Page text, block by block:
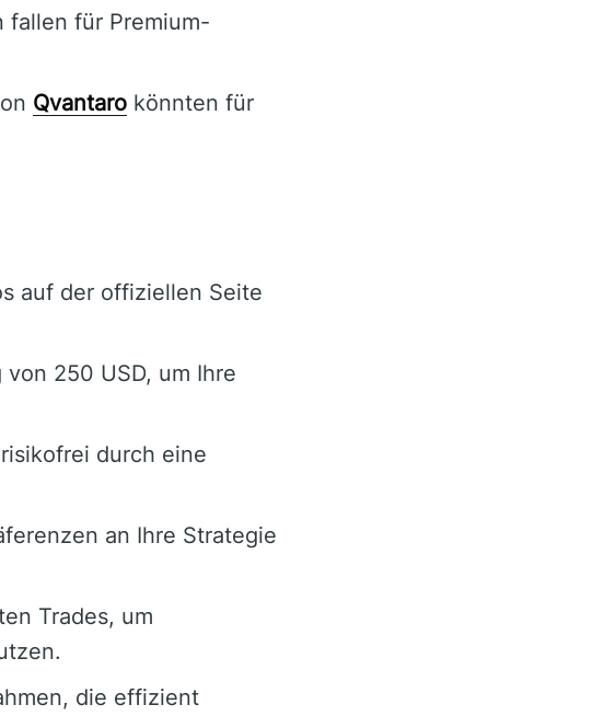
fallen für Premium-
Qvantaro könnten für
auf der offiziellen Seite
250 USD, um Ihre
durch eine
an Ihre Strategie
Trades, um
die effizient